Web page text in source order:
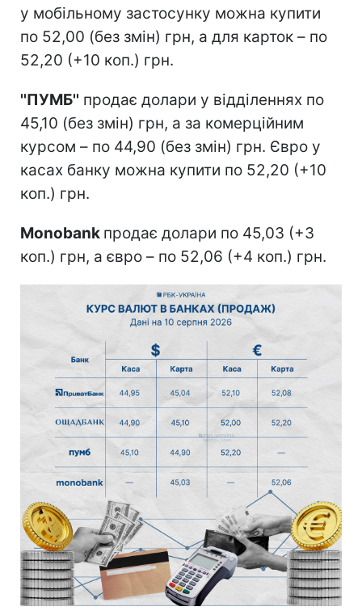
у мобільному застосунку можна купити
по 52,00 (без змін) грн, а для карток – по
52,20 (+10 коп.) грн.
''ПУМБ'' продає долари у відділеннях по
45,10 (без змін) грн, а за комерційним
курсом – по 44,90 (без змін) грн. Євро у
касах банку можна купити по 52,20 (+10
коп.) грн.
Monobank продає долари по 45,03 (+3
коп.) грн, а євро – по 52,06 (+4 коп.) грн.